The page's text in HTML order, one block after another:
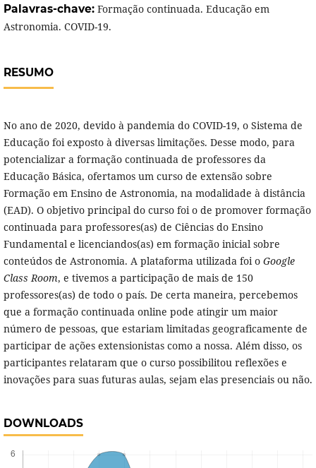
Palavras-chave: Formação continuada. Educação em
Astronomia. COVID-19.
RESUMO
No ano de 2020, devido à pandemia do COVID-19, o Sistema de
Educação foi exposto à diversas limitações. Desse modo, para
potencializar a formação continuada de professores da
Educação Básica, ofertamos um curso de extensão sobre
Formação em Ensino de Astronomia, na modalidade à distância
(EAD). O objetivo principal do curso foi o de promover formação
continuada para professores(as) de Ciências do Ensino
Fundamental e licenciandos(as) em formação inicial sobre
conteúdos de Astronomia. A plataforma utilizada foi o Google
Class Room, e tivemos a participação de mais de 150
professores(as) de todo o país. De certa maneira, percebemos
que a formação continuada online pode atingir um maior
número de pessoas, que estariam limitadas geograficamente de
participar de ações extensionistas como a nossa. Além disso, os
participantes relataram que o curso possibilitou reflexões e
inovações para suas futuras aulas, sejam elas presenciais ou não.
DOWNLOADS